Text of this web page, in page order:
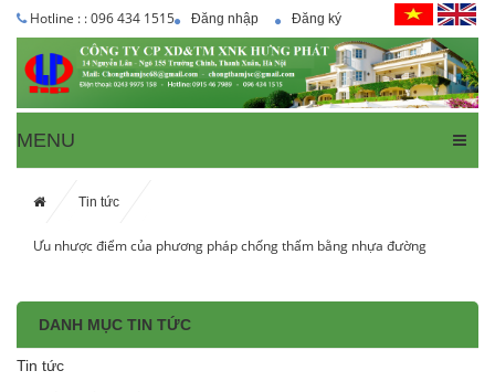
Hotline : : 096 434 1515 Đăng nhập Đăng ký
MENU
Tin tức
Ưu nhược điểm của phương pháp chống thấm bằng nhựa đường
DANH MỤC TIN TỨC
Tin tức